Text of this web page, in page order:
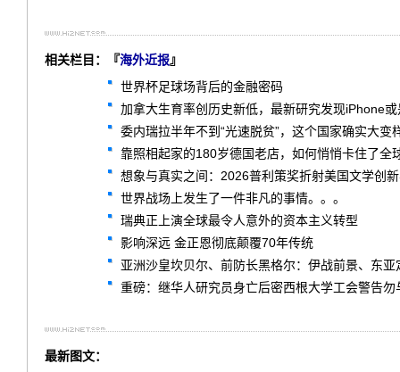
相关栏目：『海外近报』
世界杯足球场背后的金融密码
加拿大生育率创历史新低，最新研究发现iPhone
委内瑞拉半年不到“光速脱贫”，这个国家确实大变
靠照相起家的180岁德国老店，如何悄悄卡住了全
想象与真实之间：2026普利策奖折射美国文学创
世界战场上发生了一件非凡的事情。。。
瑞典正上演全球最令人意外的资本主义转型
影响深远 金正恩彻底颠覆70年传统
亚洲沙皇坎贝尔、前防长黑格尔：伊战前景、东亚
重磅：继华人研究员身亡后密西根大学工会警告勿
最新图文：